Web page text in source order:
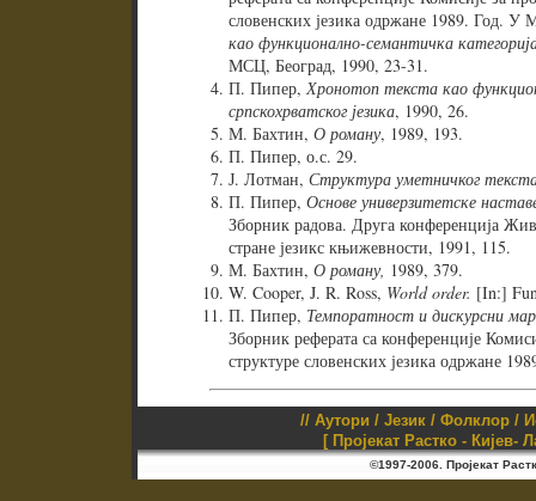
словенских језика одржане 1989. Год.
као функционално-семантичка
МСЦ, Београд, 1990, 23-31.
П. Пипер, Хронотоп текста као
српскохрватског језика, 1990, 26.
М. Бахтин, О роману, 1989, 193.
П. Пипер, о.с. 29.
Ј. Лотман, Структура уметничког
П. Пипер, Основе универзитетске
Зборник радова. Друга конференција
стране језикс књижевности, 1991, 115.
М. Бахтин, О роману, 1989, 379.
W. Cooper, J. R. Ross, World order. [In:]
П. Пипер, Темпоратност и дискурсни
Зборник реферата са конференције
структуре словенских језика одржане
// Аутори / Језик / Фолклор /
[ Пројекат Растко - Кијев-
©1997-2006. Пројекат